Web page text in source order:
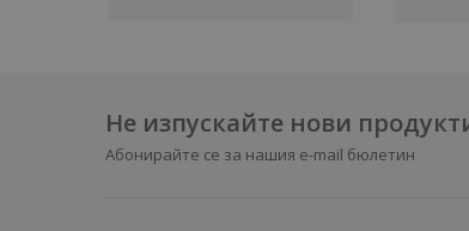
Не изпускайте нови
Абонирайте се за нашия e-mail бюлетин